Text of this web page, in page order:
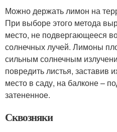
Можно держать лимон на
При выборе этого метода
место, не подвергающееся
солнечных лучей. Лимоны
сильным солнечным
повредить листья, заставив
место в саду, на балконе –
затененное.
Сквозняки